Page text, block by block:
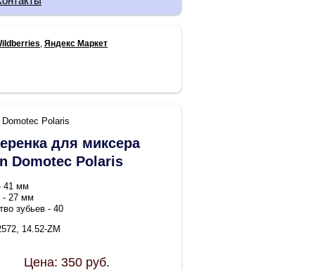
Яндекс Маркет
Polaris
для миксера
Domotec Polaris
41 мм
- 27 мм
зубьев - 40
14.52-ZM
Цена: 350 руб.